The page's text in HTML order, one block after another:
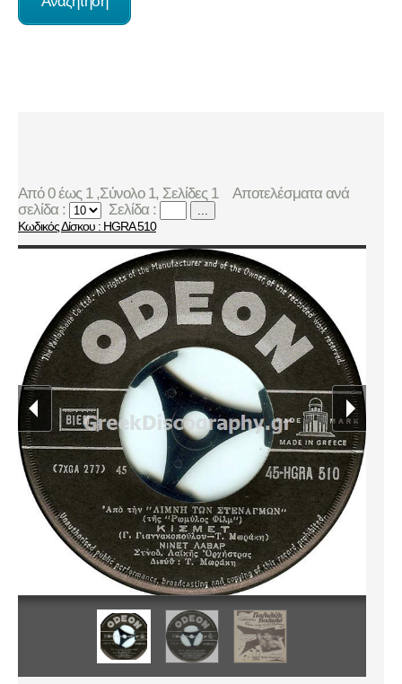
Από 0 έως 1 ,Σύνολο 1, Σελίδες 1
Αποτελέσματα ανά
σελίδα :
Σελίδα : ...
Κωδικός Δίσκου : HGRA 510